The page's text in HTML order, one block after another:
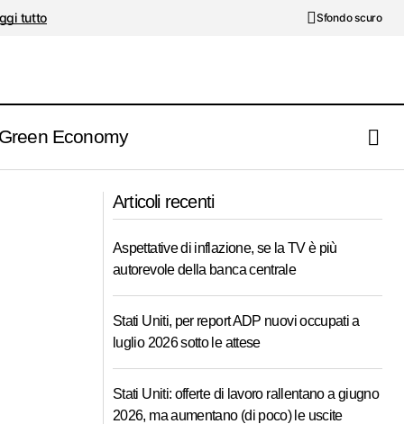
tutto Sfondo scuro
Economy
2020
Articoli recenti
Aspettative di inflazione, se la TV è più
autorevole della banca centrale
Stati Uniti, per report ADP nuovi occupati a
luglio 2026 sotto le attese
Stati Uniti: offerte di lavoro rallentano a giugno
2026, ma aumentano (di poco) le uscite